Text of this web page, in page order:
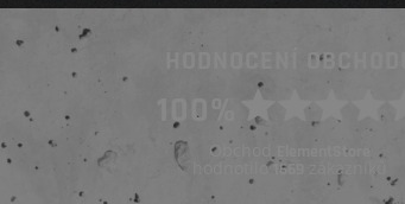
HODNOCENÍ OBCHODU
100%
Obchod ElementStore
hodnotilo 1669 zákazníků
Před týdnem Před 3 týdny